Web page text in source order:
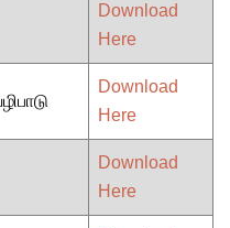
Download
Here
Download
Here
Download
Here